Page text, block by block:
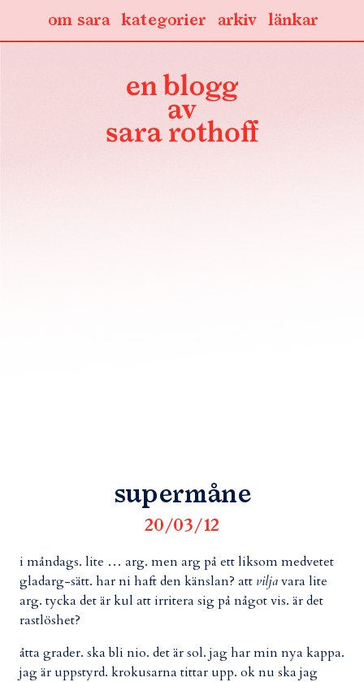
länkar
arkiv
kategorier
om sara
supermåne
20/03/12
i måndags. lite … arg. men arg på ett liksom medvetet
gladarg-sätt. har ni haft den känslan? attviljavara lite
arg. tycka det är kul att irritera sig på något vis. är det
rastlöshet?
åtta grader. ska bli nio. det är sol. jag har min nya kappa.
jag är uppstyrd. krokusarna tittar upp. ok nu ska jag